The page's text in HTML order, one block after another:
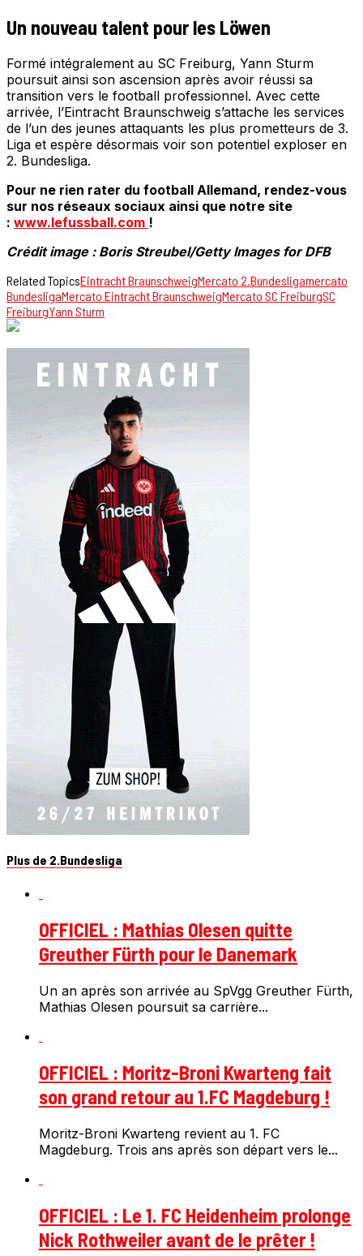
Un nouveau talent pour les Löwen
Formé intégralement au SC Freiburg, Yann Sturm
poursuit ainsi son ascension après avoir réussi sa
transition vers le football professionnel. Avec cette
arrivée, l’Eintracht Braunschweig s’attache les services
de l’un des jeunes attaquants les plus prometteurs de 3.
Liga et espère désormais voir son potentiel exploser en
2. Bundesliga.
Pour ne rien rater du football Allemand, rendez-vous
sur nos réseaux sociaux ainsi que notre site
: www.lefussball.com !
Crédit image : Boris Streubel/Getty Images for DFB
Related TopicsEintracht BraunschweigMercato 2.Bundesligamercato
BundesligaMercato Eintracht BraunschweigMercato SC FreiburgSC
FreiburgYann Sturm
Plus de 2.Bundesliga
OFFICIEL : Mathias Olesen quitte
Greuther Fürth pour le Danemark
Un an après son arrivée au SpVgg Greuther Fürth,
Mathias Olesen poursuit sa carrière...
OFFICIEL : Moritz-Broni Kwarteng fait
son grand retour au 1.FC Magdeburg !
Moritz-Broni Kwarteng revient au 1. FC
Magdeburg. Trois ans après son départ vers le...
OFFICIEL : Le 1. FC Heidenheim prolonge
Nick Rothweiler avant de le prêter !